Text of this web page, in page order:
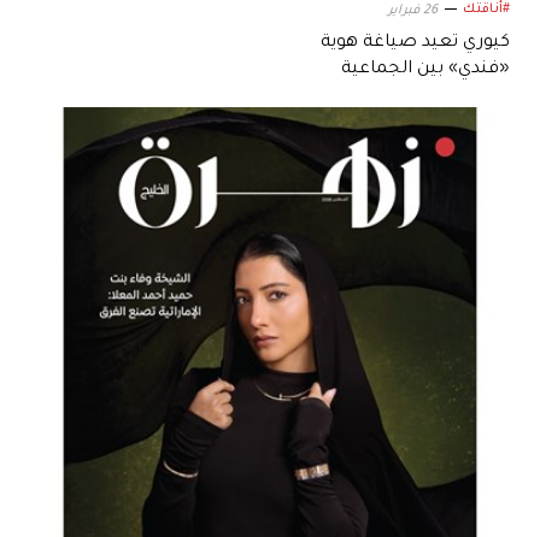
#أناقتك 26 فبراير
كيوري تعيد صياغة هوية
«فندي» بين الجماعية